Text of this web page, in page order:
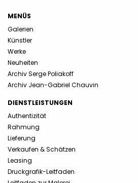
MENÜS
Galerien
Künstler
Werke
Neuheiten
Archiv Serge Poliakoff
Archiv Jean-Gabriel Chauvin
DIENSTLEISTUNGEN
Authentizität
Rahmung
Lieferung
Verkaufen & Schätzen
Leasing
Druckgrafik-Leitfaden